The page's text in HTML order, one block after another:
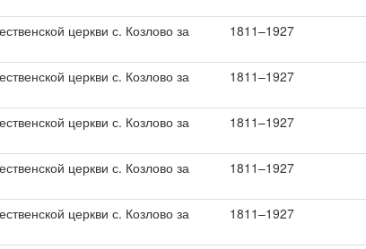
церкви с. Козлово за
1811–1927
церкви с. Козлово за
1811–1927
церкви с. Козлово за
1811–1927
церкви с. Козлово за
1811–1927
церкви с. Козлово за
1811–1927